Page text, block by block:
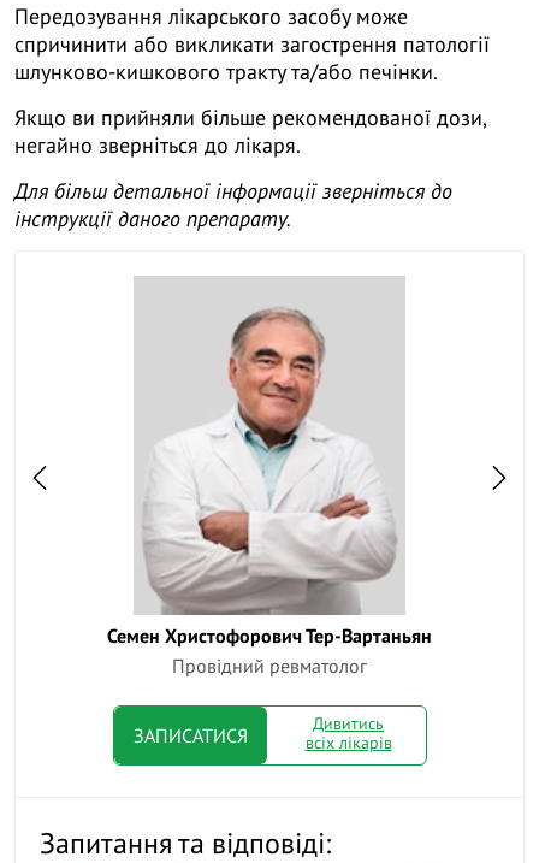
Семен Христофорович Тер-Вартаньян
Провідний ревматолог
ЗАПИСАТИСЯ
Дивитись
всіх лікарів
Запитання та відповіді:
Передозування лікарського засобу може
спричинити або викликати загострення патології
шлунково-кишкового тракту та/або печінки.
Якщо ви прийняли більше рекомендованої дози,
негайно зверніться до лікаря.
Для більш детальної інформації зверніться до
інструкції даного препарату.